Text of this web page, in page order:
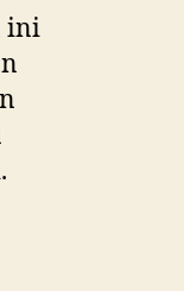
ini